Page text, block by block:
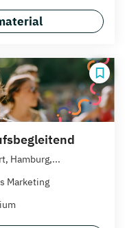
Hamburg,...
Marketing